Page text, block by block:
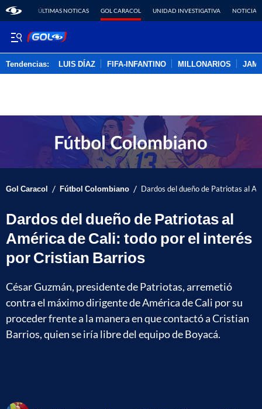
ÚLTIMAS NOTICAS GOL CARACOL UNIDAD INVESTIGATIVA NOTICIAS
Tendencias: LUIS DÍAZ FIFA-INFANTINO MILLONARIOS
Gol Caracol / Fútbol Colombiano / Dardos del dueño de Patriotas al
Dardos del dueño de Patriotas al
América de Cali: todo por el interés
por Cristian Barrios
César Guzmán, presidente de Patriotas, arremetió
contra el máximo dirigente de América de Cali por su
proceder frente a la manera en que contactó a Cristian
Barrios, quien se iría libre del equipo de Boyacá.